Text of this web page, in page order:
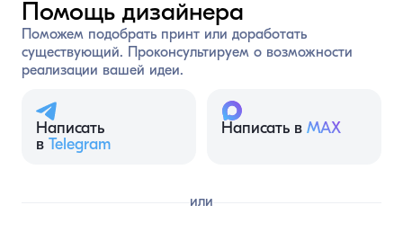
Помощь дизайнера
Поможем подобрать принт или доработать
существующий. Проконсультируем о возможности
реализации вашей идеи.
Написать
в Telegram
Написать в MAX
или